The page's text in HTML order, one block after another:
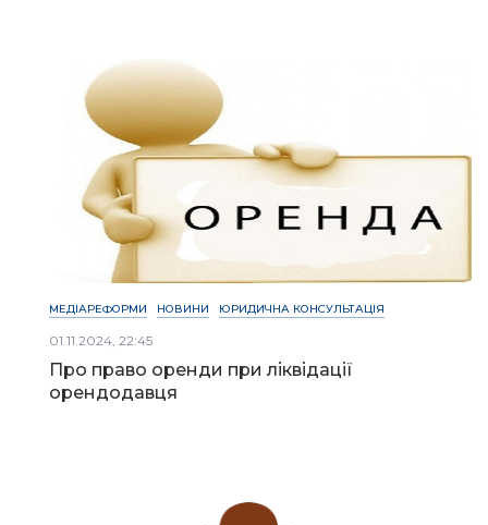
МЕДІАРЕФОРМИ НОВИНИ ЮРИДИЧНА КОНСУЛЬТАЦІЯ
01.11.2024, 22:45
Про право оренди при ліквідації
орендодавця